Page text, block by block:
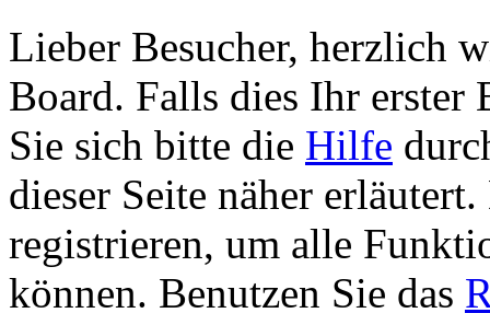
Lieber Besucher, herzlich
Board. Falls dies Ihr erster
Sie sich bitte die Hilfe
dieser Seite näher
registrieren, um alle
können. Benutzen Sie das